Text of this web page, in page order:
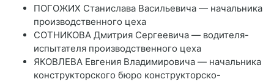
ПОГОЖИХ Станислава Васильевича — начальника
производственного цеха
СОТНИКОВА Дмитрия Сергеевича — водителя-
испытателя производственного цеха
ЯКОВЛЕВА Евгения Владимировича — начальника
конструкторского бюро конструкторско-